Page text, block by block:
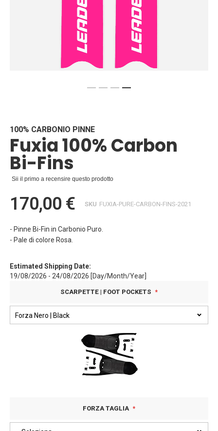
galleria
di
immagini
100% CARBONIO PINNE
Fuxia 100% Carbon
Bi-Fins
Sii il primo a recensire questo prodotto
170,00 € SKU FUXIA-PURE-CARBON-FINS-2021
- Pinne Bi-Fin in Carbonio Puro.
- Pale di colore Rosa.
Estimated Shipping Date:
19/08/2026 - 24/08/2026 [Day/Month/Year]
SCARPETTE | FOOT POCKETS
FORZA TAGLIA